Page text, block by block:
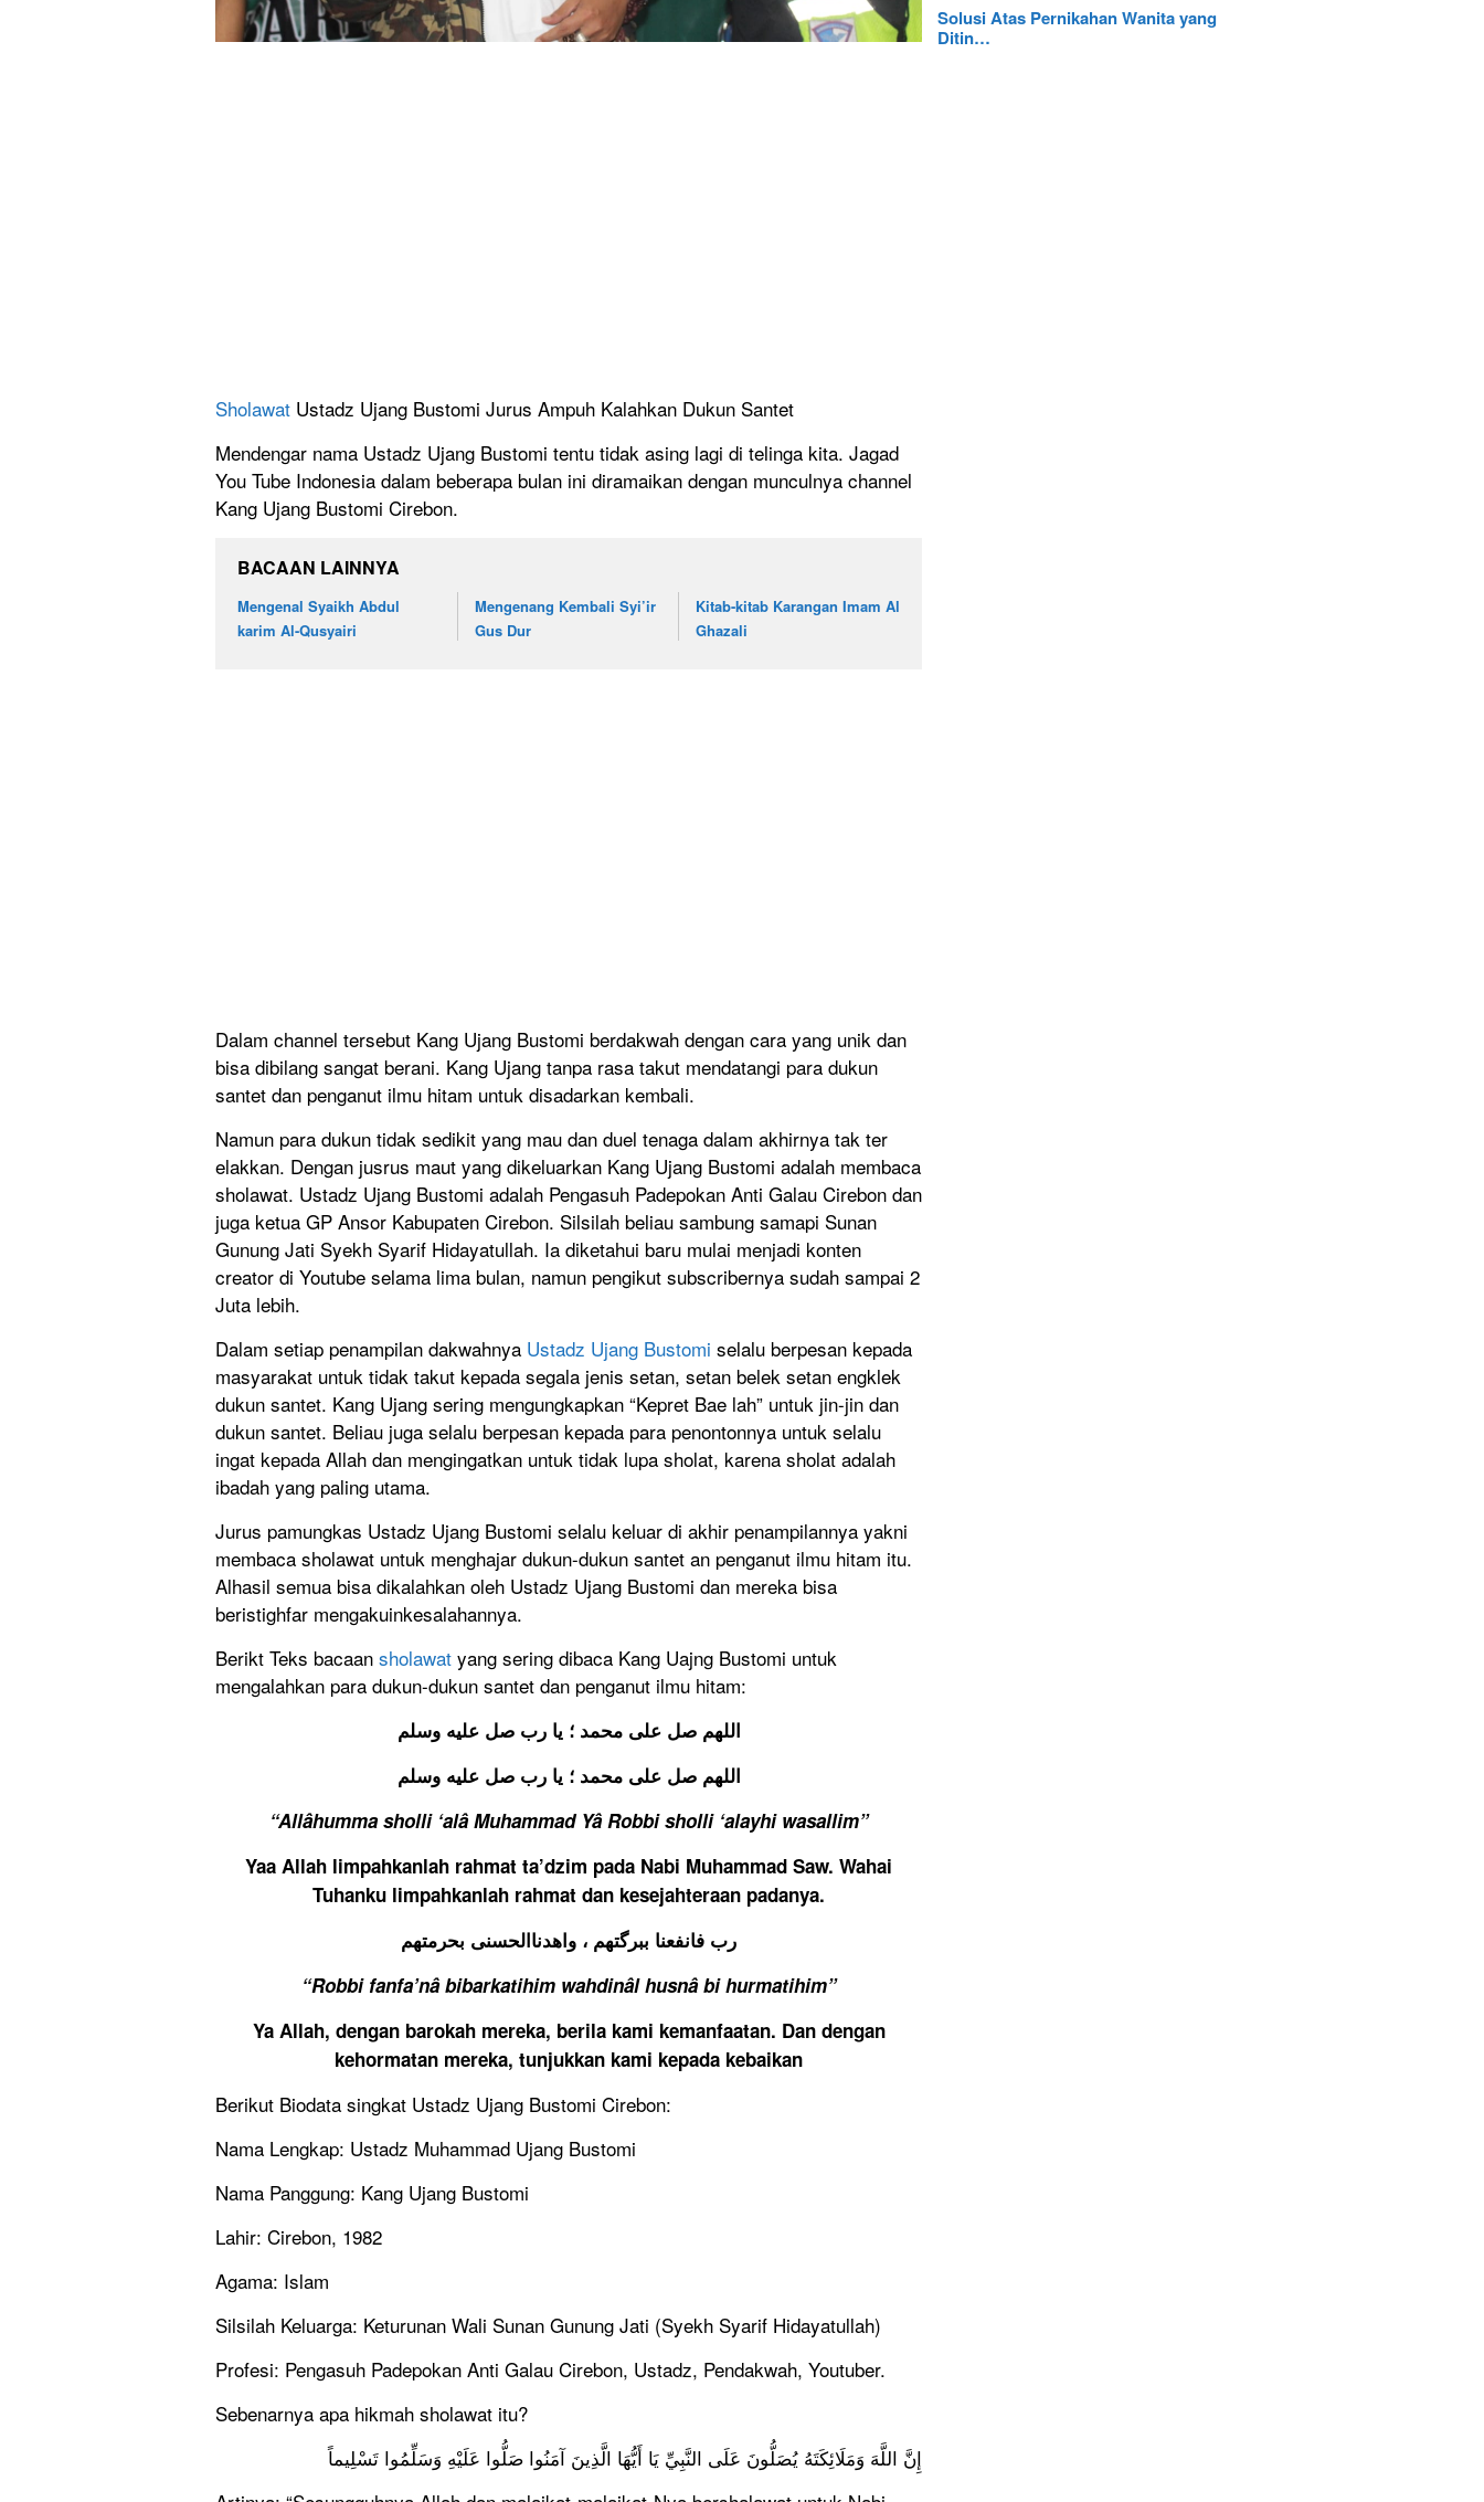
Sholawat Ustadz Ujang Bustomi Jurus Ampuh Kalahkan Dukun Santet
Mendengar nama Ustadz Ujang Bustomi tentu tidak asing lagi di telinga kita. Jagad
You Tube Indonesia dalam beberapa bulan ini diramaikan dengan munculnya channel
Kang Ujang Bustomi Cirebon.
BACAAN LAINNYA
Mengenal Syaikh Abdul
karim Al-Qusyairi
Mengenang Kembali Syi’ir
Gus Dur
Kitab-kitab Karangan Imam Al
Ghazali
Dalam channel tersebut Kang Ujang Bustomi berdakwah dengan cara yang unik dan
bisa dibilang sangat berani. Kang Ujang tanpa rasa takut mendatangi para dukun
santet dan penganut ilmu hitam untuk disadarkan kembali.
Namun para dukun tidak sedikit yang mau dan duel tenaga dalam akhirnya tak ter
elakkan. Dengan jusrus maut yang dikeluarkan Kang Ujang Bustomi adalah membaca
sholawat. Ustadz Ujang Bustomi adalah Pengasuh Padepokan Anti Galau Cirebon dan
juga ketua GP Ansor Kabupaten Cirebon. Silsilah beliau sambung samapi Sunan
Gunung Jati Syekh Syarif Hidayatullah. Ia diketahui baru mulai menjadi konten
creator di Youtube selama lima bulan, namun pengikut subscribernya sudah sampai 2
Juta lebih.
Dalam setiap penampilan dakwahnya Ustadz Ujang Bustomi selalu berpesan kepada
masyarakat untuk tidak takut kepada segala jenis setan, setan belek setan engklek
dukun santet. Kang Ujang sering mengungkapkan “Kepret Bae lah” untuk jin-jin dan
dukun santet. Beliau juga selalu berpesan kepada para penontonnya untuk selalu
ingat kepada Allah dan mengingatkan untuk tidak lupa sholat, karena sholat adalah
ibadah yang paling utama.
Jurus pamungkas Ustadz Ujang Bustomi selalu keluar di akhir penampilannya yakni
membaca sholawat untuk menghajar dukun-dukun santet an penganut ilmu hitam itu.
Alhasil semua bisa dikalahkan oleh Ustadz Ujang Bustomi dan mereka bisa
beristighfar mengakuinkesalahannya.
Berikt Teks bacaan sholawat yang sering dibaca Kang Uajng Bustomi untuk
mengalahkan para dukun-dukun santet dan penganut ilmu hitam:
اللهم صل علی محمد ؛ يا رب صل عليه وسلم
اللهم صل علی محمد ؛ يا رب صل عليه وسلم
“Allâhumma sholli ‘alâ Muhammad Yâ Robbi sholli ‘alayhi wasallim”
Yaa Allah limpahkanlah rahmat ta’dzim pada Nabi Muhammad Saw. Wahai
Tuhanku limpahkanlah rahmat dan kesejahteraan padanya.
رب فانفعنا ببرگتهم ، واهدناالحسنی بحرمتهم
“Robbi fanfa’nâ bibarkatihim wahdinâl husnâ bi hurmatihim”
Ya Allah, dengan barokah mereka, berila kami kemanfaatan. Dan dengan
kehormatan mereka, tunjukkan kami kepada kebaikan
Berikut Biodata singkat Ustadz Ujang Bustomi Cirebon:
Nama Lengkap: Ustadz Muhammad Ujang Bustomi
Nama Panggung: Kang Ujang Bustomi
Lahir: Cirebon, 1982
Agama: Islam
Silsilah Keluarga: Keturunan Wali Sunan Gunung Jati (Syekh Syarif Hidayatullah)
Profesi: Pengasuh Padepokan Anti Galau Cirebon, Ustadz, Pendakwah, Youtuber.
Sebenarnya apa hikmah sholawat itu?
إِنَّ اللَّهَ وَمَلَائِكَتَهُ يُصَلُّونَ عَلَى النَّبِيِّ يَا أَيُّهَا الَّذِينَ آمَنُوا صَلُّوا عَلَيْهِ وَسَلِّمُوا تَسْلِيماً
Solusi Atas Pernikahan Wanita yang
Ditin…